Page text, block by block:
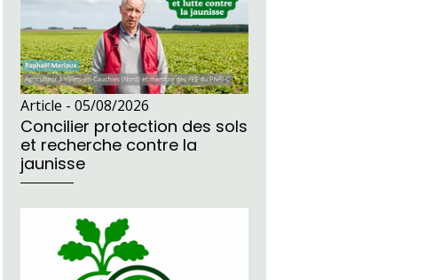
Article -05/08/2026
Concilier protection des sols
et recherche contre la
jaunisse